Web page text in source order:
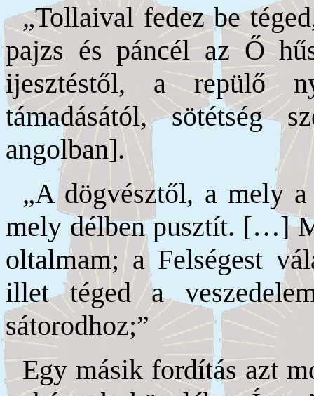
„Tollaival fedez be
pajzs és páncél az Ő
ijesztéstől, a repülő
támadásától, sötétség
angolban].
„A dögvésztől, a mely
mely délben pusztít. […]
oltalmam; a Felségest
illet téged a
sátorodhoz;”
Egy másik fordítás azt